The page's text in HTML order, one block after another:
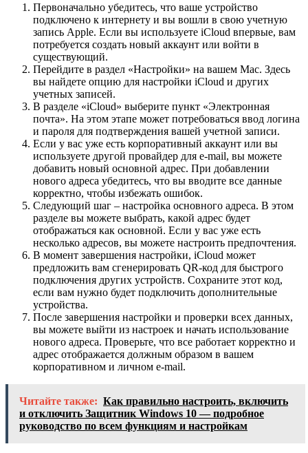
Первоначально убедитесь, что ваше устройство
подключено к интернету и вы вошли в свою учетную
запись Apple. Если вы используете iCloud впервые, вам
потребуется создать новый аккаунт или войти в
существующий.
Перейдите в раздел «Настройки» на вашем Mac. Здесь
вы найдете опцию для настройки iCloud и других
учетных записей.
В разделе «iCloud» выберите пункт «Электронная
почта». На этом этапе может потребоваться ввод логина
и пароля для подтверждения вашей учетной записи.
Если у вас уже есть корпоративный аккаунт или вы
используете другой провайдер для e-mail, вы можете
добавить новый основной адрес. При добавлении
нового адреса убедитесь, что вы вводите все данные
корректно, чтобы избежать ошибок.
Следующий шаг – настройка основного адреса. В этом
разделе вы можете выбрать, какой адрес будет
отображаться как основной. Если у вас уже есть
несколько адресов, вы можете настроить предпочтения.
В момент завершения настройки, iCloud может
предложить вам сгенерировать QR-код для быстрого
подключения других устройств. Сохраните этот код,
если вам нужно будет подключить дополнительные
устройства.
После завершения настройки и проверки всех данных,
вы можете выйти из настроек и начать использование
нового адреса. Проверьте, что все работает корректно и
адрес отображается должным образом в вашем
корпоративном и личном e-mail.
Читайте также: Как правильно настроить, включить
и отключить Защитник Windows 10 — подробное
руководство по всем функциям и настройкам